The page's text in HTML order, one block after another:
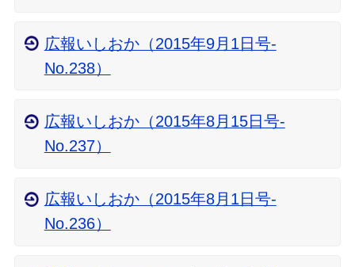
広報いしおか（2015年9月1日号-
No.238）
広報いしおか（2015年8月15日号-
No.237）
広報いしおか（2015年8月1日号-
No.236）